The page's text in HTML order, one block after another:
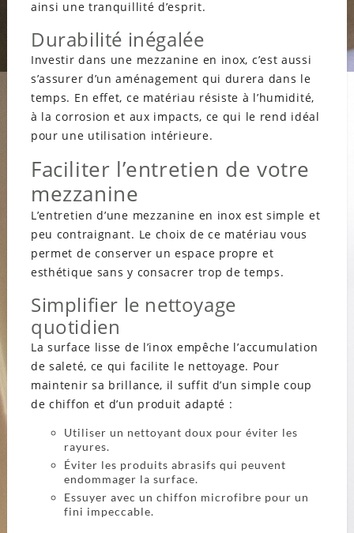
ainsi une tranquillité d’esprit.
Durabilité inégalée
Investir dans une mezzanine en inox, c’est aussi
s’assurer d’un aménagement qui durera dans le
temps. En effet, ce matériau résiste à l’humidité,
à la corrosion et aux impacts, ce qui le rend idéal
pour une utilisation intérieure.
Faciliter l’entretien de votre
mezzanine
L’entretien d’une mezzanine en inox est simple et
peu contraignant. Le choix de ce matériau vous
permet de conserver un espace propre et
esthétique sans y consacrer trop de temps.
Simplifier le nettoyage
quotidien
La surface lisse de l’inox empêche l’accumulation
de saleté, ce qui facilite le nettoyage. Pour
maintenir sa brillance, il suffit d’un simple coup
de chiffon et d’un produit adapté :
Utiliser un nettoyant doux pour éviter les
rayures.
Éviter les produits abrasifs qui peuvent
endommager la surface.
Essuyer avec un chiffon microfibre pour un
fini impeccable.